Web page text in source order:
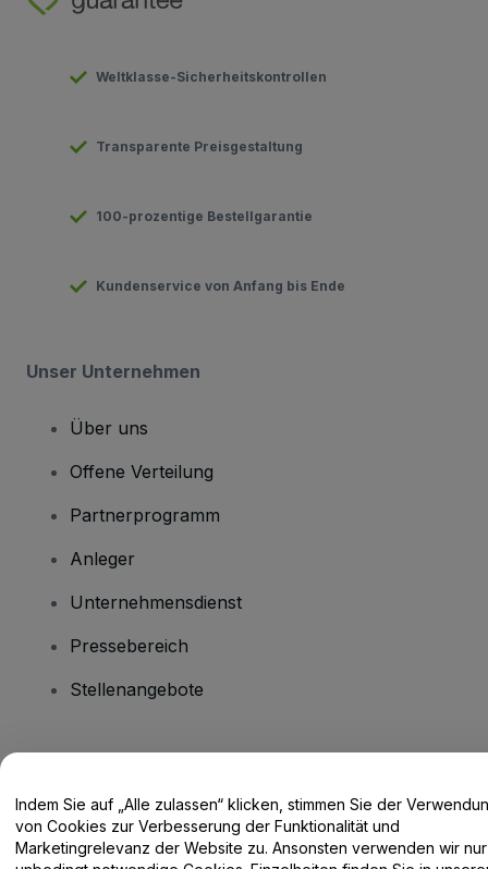
Weltklasse-Sicherheitskontrollen
Transparente Preisgestaltung
100-prozentige Bestellgarantie
Kundenservice von Anfang bis Ende
Unser Unternehmen
Über uns
Offene Verteilung
Partnerprogramm
Anleger
Unternehmensdienst
Pressebereich
Stellenangebote
Hilfe-Center / Kontakt
Indem Sie auf „Alle zulassen“ klicken, stimmen Sie der
von Cookies zur Verbesserung der Funktionalität und
Marketingrelevanz der Website zu. Ansonsten verwenden wir nur